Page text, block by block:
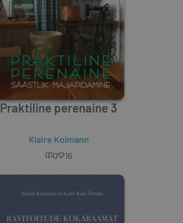
Praktiline perenaine 3
Klaire Kolmann
0
16